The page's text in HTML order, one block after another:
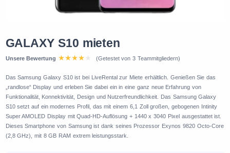
GALAXY S10 mieten
Unsere Bewertung (Getestet von 3 Teammitgliedern)
Das Samsung Galaxy S10 ist bei LiveRental zur Miete erhältlich. Genießen Sie das
„randlose“ Display und erleben Sie dabei ein in eine ganz neue Erfahrung von
Funktionalität, Konnektivität, Design und Nutzerfreundlichkeit. Das Samsung Galaxy
S10 setzt auf ein modernes Profil, das mit einem 6,1 Zoll großen, gebogenen Intinity
Super AMOLED Display mit Quad-HD-Auflösung + 1440 x 3040 Pixel ausgestattet ist.
Dieses Smartphone von Samsung ist dank seines Prozessor Exynos 9820 Octo-Core
(2,8 GHz), mit 8 GB RAM extrem leistungsstark.